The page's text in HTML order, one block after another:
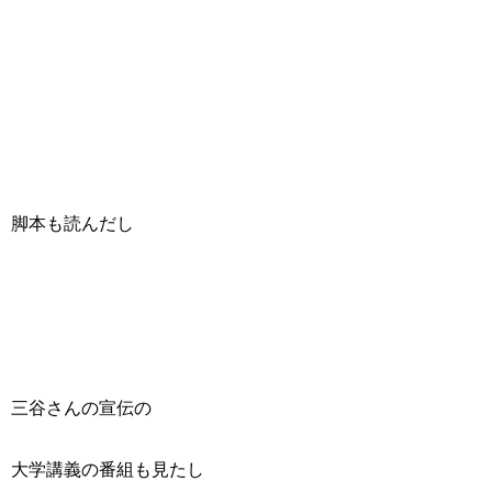
脚本も読んだし
三谷さんの宣伝の
大学講義の番組も見たし